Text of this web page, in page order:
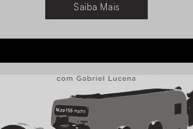
Saiba Mais